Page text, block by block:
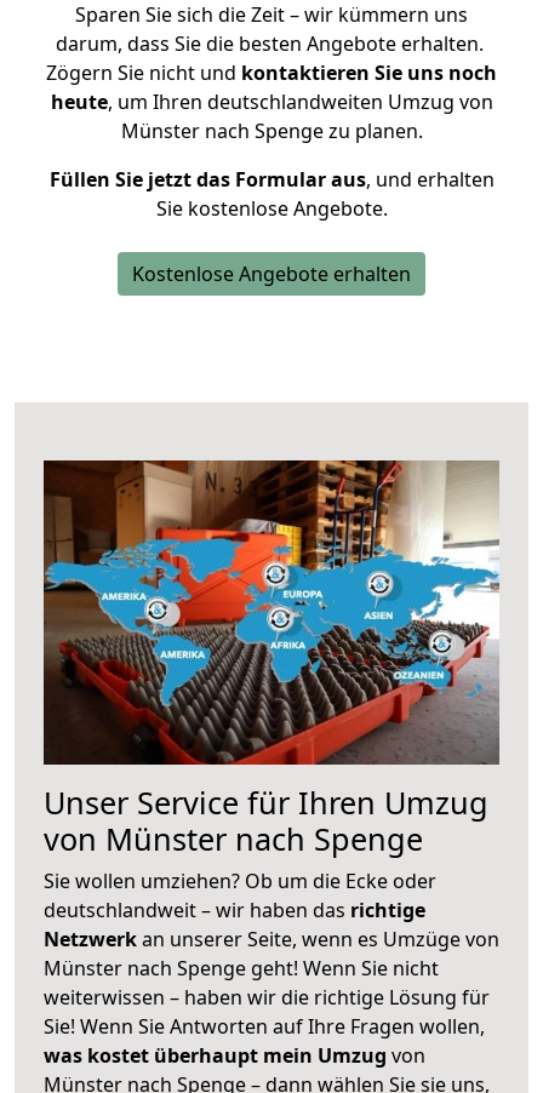
Sparen Sie sich die Zeit – wir kümmern uns
darum, dass Sie die besten Angebote erhalten.
Zögern Sie nicht und kontaktieren Sie uns noch
heute, um Ihren deutschlandweiten Umzug von
Münster nach Spenge zu planen.
Füllen Sie jetzt das Formular aus, und erhalten
Sie kostenlose Angebote.
Kostenlose Angebote erhalten
Unser Service für Ihren Umzug
von Münster nach Spenge
Sie wollen umziehen? Ob um die Ecke oder
deutschlandweit – wir haben das richtige
Netzwerkan unserer Seite, wenn es Umzüge von
Münster nach Spenge geht! Wenn Sie nicht
weiterwissen – haben wir die richtige Lösung für
Sie! Wenn Sie Antworten auf Ihre Fragen wollen,
was kostet überhaupt mein Umzug von
Münster nach Spenge – dann wählen Sie sie uns,